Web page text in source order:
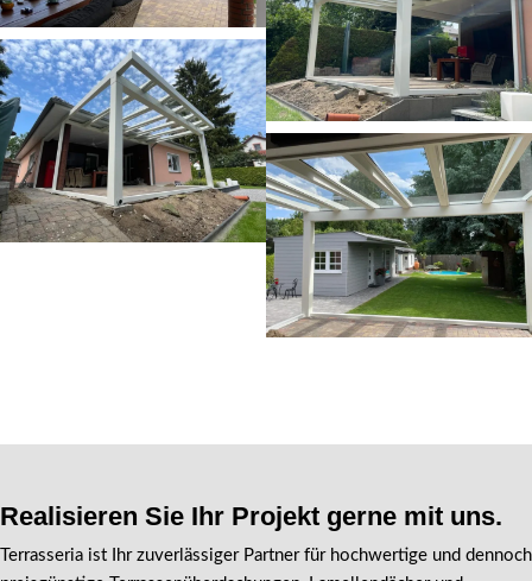
Realisieren Sie Ihr Projekt gerne mit uns.
Terrasseria ist Ihr zuverlässiger Partner für hochwertige und dennoch